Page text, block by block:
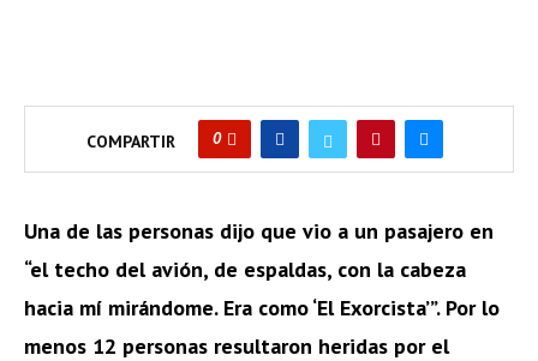
COMPARTIR 0
Una de las personas dijo que vio a un pasajero en
“el techo del avión, de espaldas, con la cabeza
hacia mí mirándome. Era como ‘El Exorcista’”. Por lo
menos 12 personas resultaron heridas por el